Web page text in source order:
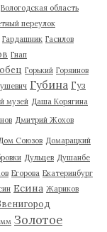
Вологодская область
переулок
Гардашник Гасилов
Гнап
Горький Горяинов
Губина Гуз
музей Даша Корягина
Дмитрий Жохов
Союзов Домарацкий
Дульцев Душанбе
Егорова Екатеринбург
Есина Жариков
Золотое